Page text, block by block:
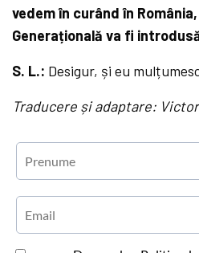
vedem în curând în
Generațională va fi
S. L.: Desigur, și eu
Traducere și adaptare: